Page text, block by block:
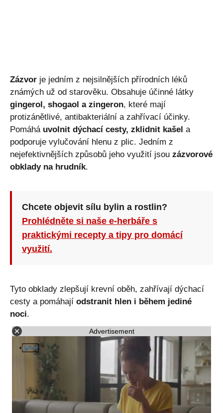
Zázvor je jedním z nejsilnějších přírodních léků
známých už od starověku. Obsahuje účinné látky
gingerol, shogaol a zingeron, které mají
protizánětlivé, antibakteriální a zahřívací účinky.
Pomáhá uvolnit dýchací cesty, zklidnit kašel a
podporuje vylučování hlenu z plic. Jedním z
nejefektivnějších způsobů jeho využití jsou zázvorové
obklady na hrudník.
Chcete objevit sílu bylin a rostlin?
Prohlédněte si naše e-herbáře s
praktickými recepty a tipy pro domácí
využití.
Tyto obklady zlepšují krevní oběh, zahřívají dýchací
cesty a pomáhají odstranit hlen i během jediné
noci.
Advertisement